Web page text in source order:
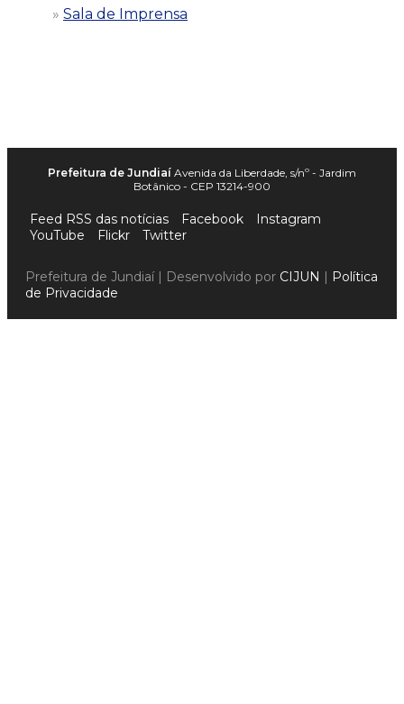
Sala de Imprensa
Prefeitura de Jundiaí Avenida da Liberdade, s/nº - Jardim
Botânico - CEP 13214-900
Feed RSS das notícias Facebook
Instagram
YouTube
Flickr Twitter
Prefeitura de Jundiaí | Desenvolvido por CIJUN | Política
de Privacidade